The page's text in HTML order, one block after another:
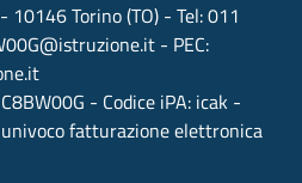
10146 Torino (TO) - Tel:011
- PEC:
- Codice iPA: icak -
fatturazione elettronica